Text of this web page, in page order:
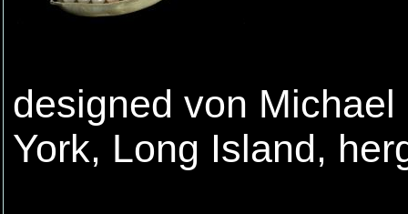
designed von
York, Long Island,